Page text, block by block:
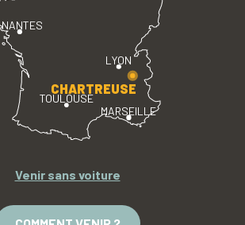
LYON
TOULOUSE
MARSEILLE
NANTES
CHARTREUSE
Venir sans voiture